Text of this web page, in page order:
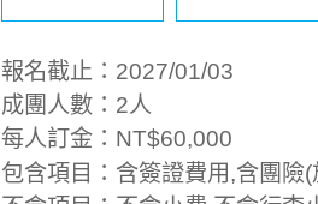
報名截止：2027/01/03
成團人數：2人
每人訂金：NT$60,000
包含項目：含簽證費用,含團險